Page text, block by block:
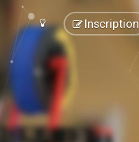
Inscription